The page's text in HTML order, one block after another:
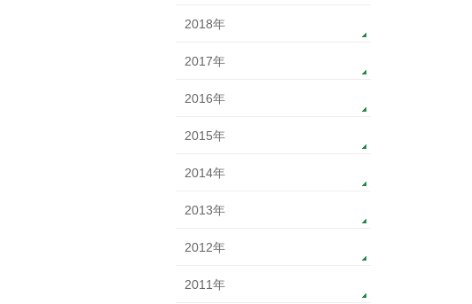
2018年
2017年
2016年
2015年
2014年
2013年
2012年
2011年